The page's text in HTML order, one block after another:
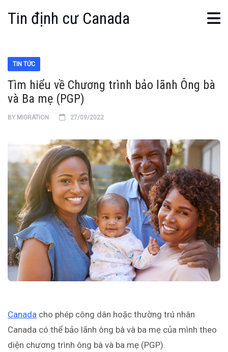
Tin định cư Canada
TIN TỨC
Tìm hiểu về Chương trình bảo lãnh Ông bà
và Ba mẹ (PGP)
BY MIGRATION 27/09/2022
Canada cho phép công dân hoặc thường trú nhân
Canada có thể bảo lãnh ông bà và ba mẹ của mình theo
diện chương trình ông bà và ba mẹ (PGP).